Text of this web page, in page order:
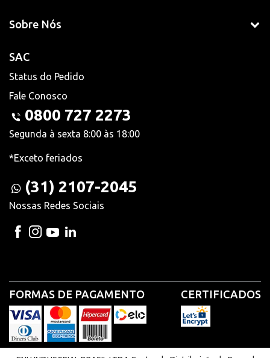
Sobre Nós
SAC
Status do Pedido
Fale Conosco
0800 727 2273
Segunda à sexta 8:00 às 18:00
*Exceto feriados
(31) 2107-2045
Nossas Redes Sociais
FORMAS DE PAGAMENTO CERTIFICADOS